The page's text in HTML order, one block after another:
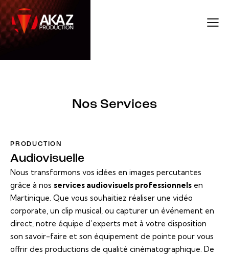
Nos Services
PRODUCTION
Audiovisuelle
Nous transformons vos idées en images percutantes
grâce à nos services audiovisuels professionnels en
Martinique. Que vous souhaitiez réaliser une vidéo
corporate, un clip musical, ou capturer un événement en
direct, notre équipe d’experts met à votre disposition
son savoir-faire et son équipement de pointe pour vous
offrir des productions de qualité cinématographique. De